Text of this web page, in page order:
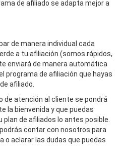
de afiliado se adapta mejor a
de manera individual cada
a tu afiliación (somos rápidos,
enviará de manera automática
programa de afiliación que hayas
afiliado.
de atención al cliente se pondrá
la bienvenida y que puedas
de afiliados lo antes posible.
contar con nosotros para
o aclarar las dudas que puedas